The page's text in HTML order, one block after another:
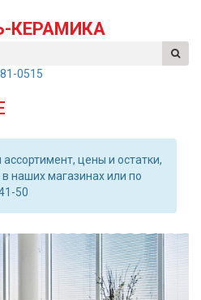
КЕРАМИКА
0515
цены и остатки,
наших магазинах или по
50